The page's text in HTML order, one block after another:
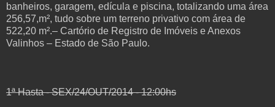
banheiros, garagem, edícula e piscina, totalizando uma área
256,57,m², tudo sobre um terreno privativo com área de
522,20 m².– Cartório de Registro de Imóveis e Anexos
Valinhos – Estado de São Paulo.
1ª Hasta - SEX/24/OUT/2014 - 12:00hs